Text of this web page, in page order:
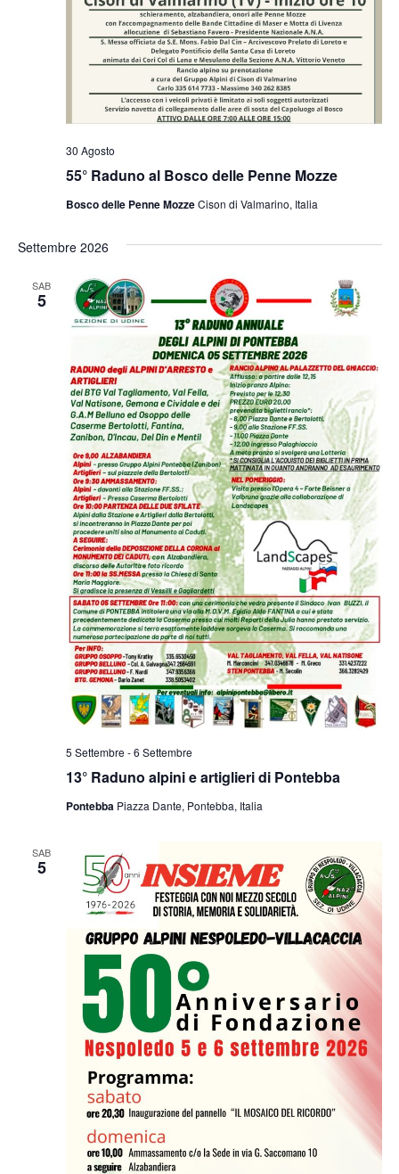
55° Raduno al Bosco delle Penne Mozze
30 Agosto
Bosco delle Penne MozzeCison di Valmarino, Italia
Settembre 2026
SAB
5
13° Raduno alpini e artiglieri di Pontebba
5 Settembre -6 Settembre
Pontebba Piazza Dante, Pontebba, Italia
SAB
5